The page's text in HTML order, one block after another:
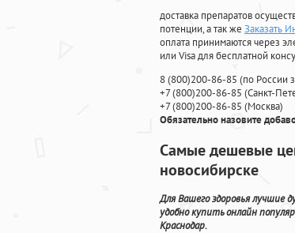
доставка препаратов
потенции, а так же Заказать
оплата принимаются через
или Visa для бесплатной
8(800)200-86-85 (по России
+7(800)200-86-85 (Санкт-
+7(800)200-86-85 (Москва)
Обязательно назовите
Самые дешевые
новосибирске
Для Вашего здоровья лучшие
удобно купить онлайн
Краснодар.